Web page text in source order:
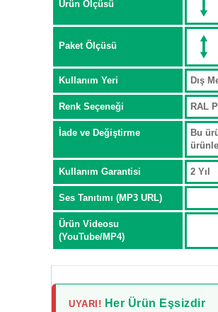
Ürün Ölçüsü
Paket Ölçüsü
Kullanım Yeri Dış
Renk Seçeneği RAL
İade ve Değiştirme
Bu
Kullanım Garantisi 2 Yıl
Ses Tanıtımı (MP3 URL)
Ürün Videosu
(YouTube/MP4)
UYARI! Her Ürün Eşsizdir